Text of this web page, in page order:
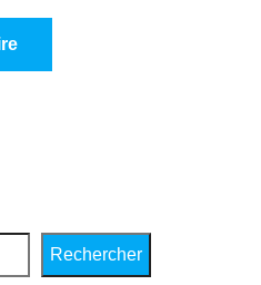
Rechercher